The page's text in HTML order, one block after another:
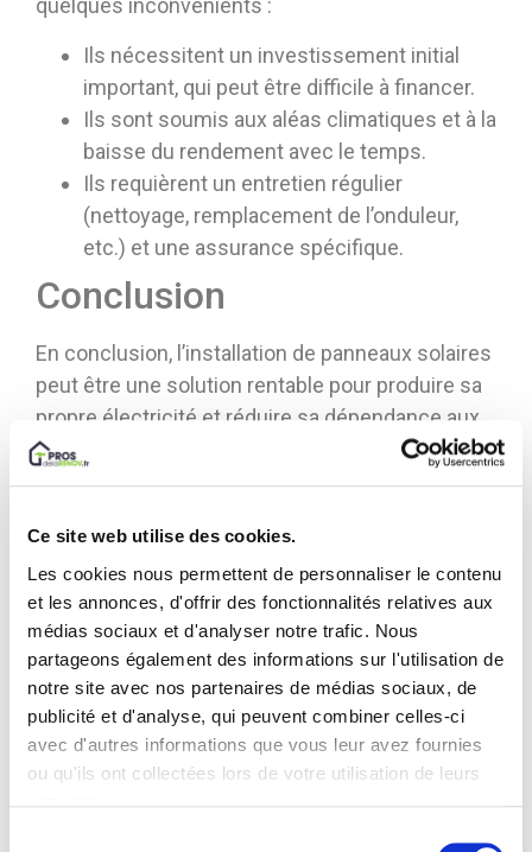
Ce site web utilise des cookies.
Les cookies nous permettent de personnaliser le contenu
et les annonces, d'offrir des fonctionnalités relatives aux
médias sociaux et d'analyser notre trafic. Nous
partageons également des informations sur l'utilisation de
notre site avec nos partenaires de médias sociaux, de
publicité et d'analyse, qui peuvent combiner celles-ci
avec d'autres informations que vous leur avez fournies
ou qu'ils ont collectées lors de votre utilisation de leurs
quelques inconvénients :
Ils nécessitent un investissement initial
important, qui peut être difficile à financer.
Ils sont soumis aux aléas climatiques et à la
baisse du rendement avec le temps.
Ils requièrent un entretien régulier
(nettoyage, remplacement de l’onduleur,
etc.) et une assurance spécifique.
Conclusion
En conclusion, l’installation de panneaux solaires
peut être une solution rentable pour produire sa
propre électricité et réduire sa dépendance aux
énergies fossiles. Les avantages économiques
sont multiples : une diminution significative de
valeur de son bien immobilier, une possibilité de
vendre l’électricité produite, et des aides
financières de l’État pour aider à financer
l’installation.
Cependant, la rentabilité dépendra de plusieurs
facteurs tels que l’emplacement géographique,